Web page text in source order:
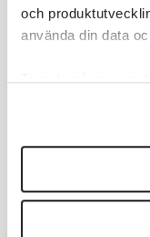
och
använda din data
Ta reda på mer om
Du kan ändra eller
helst från cookie-
Vi använder
för sociala medier